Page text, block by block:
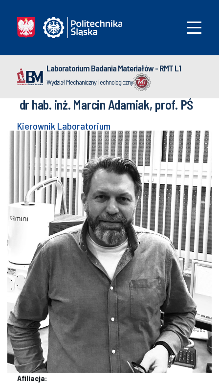
Laboratorium Badania Materiałów - RMT L1
Wydział Mechaniczny Technologiczny
dr hab. inż. Marcin Adamiak, prof. PŚ
Kierownik Laboratorium
Afiliacja: